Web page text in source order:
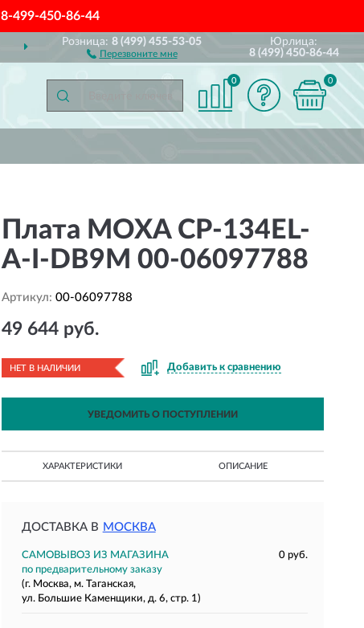
8-499-450-86-44
ПОЛНЫЙ
Розница:8 (499) 455-53-05
Перезвоните мне
Юрлица:
8 (499) 450-86-44
0 0
Плата MOXA CP-134EL-
A-I-DB9M 00-06097788
Артикул: 00-06097788
49 644 руб.
НЕТ В НАЛИЧИИ Добавить к сравнению
УВЕДОМИТЬ О ПОСТУПЛЕНИИ
ХАРАКТЕРИСТИКИ ОПИСАНИЕ
ДОСТАВКА В МОСКВА
САМОВЫВОЗ ИЗ МАГАЗИНА
0 руб.
по предварительному заказу
(г. Москва, м. Таганская,
ул. Большие Каменщики, д. 6, стр. 1)